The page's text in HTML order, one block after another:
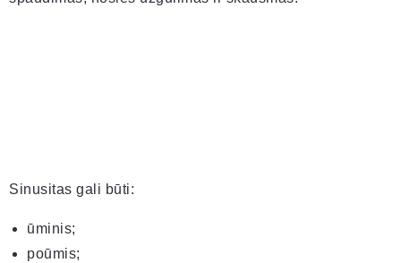
Sinusitas gali būti:
ūminis;
poūmis;